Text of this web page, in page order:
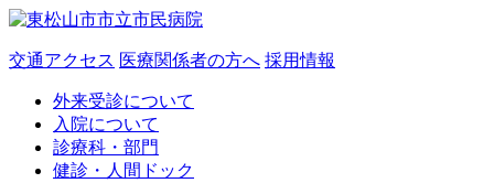
交通アクセス 医療関係者の方へ 採用情報
外来受診について
入院について
診療科・部門
健診・人間ドック